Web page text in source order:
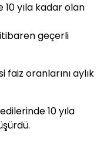
yıla kadar olan
itibaren geçerli
oranlarını aylık
10 yıla